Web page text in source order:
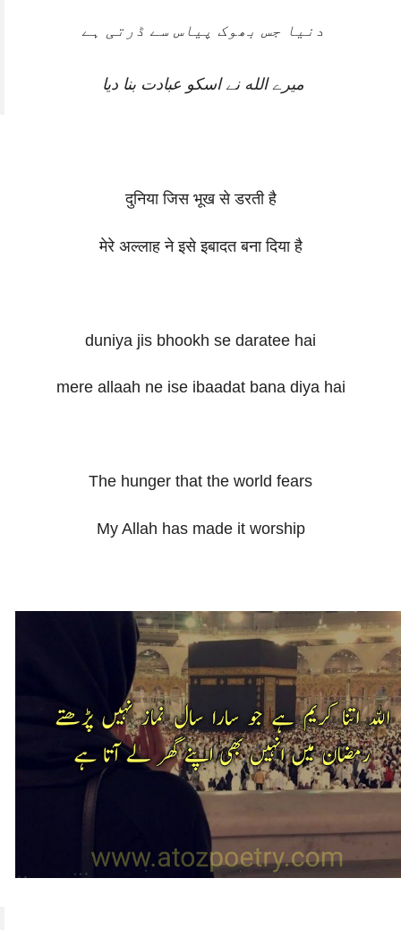
دنیا جس بھوک پیاس سے ڈرتی ہے
میرے الله نے اسکو عبادت بنا دیا
दुनिया जिस भूख से डरती है
मेरे अल्लाह ने इसे इबादत बना दिया है
duniya jis bhookh se daratee hai
mere allaah ne ise ibaadat bana diya hai
The hunger that the world fears
My Allah has made it worship